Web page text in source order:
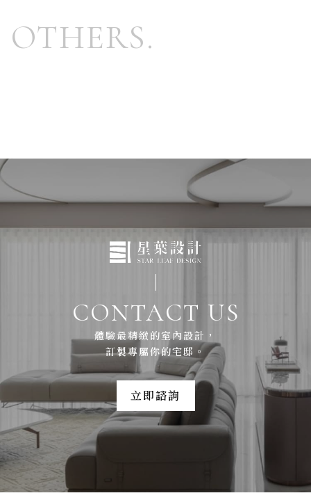
OTHERS.
CONTACT US
體驗最精緻的室內設計，
訂製專屬你的宅邸。
立即諮詢